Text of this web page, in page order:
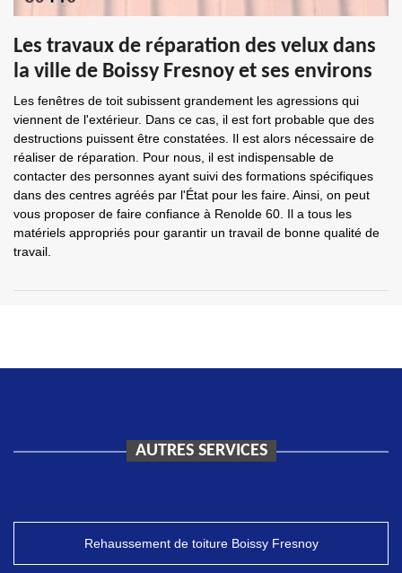
Les travaux de réparation des velux dans
la ville de Boissy Fresnoy et ses environs
Les fenêtres de toit subissent grandement les agressions qui
viennent de l'extérieur. Dans ce cas, il est fort probable que des
destructions puissent être constatées. Il est alors nécessaire de
réaliser de réparation. Pour nous, il est indispensable de
contacter des personnes ayant suivi des formations spécifiques
dans des centres agréés par l'État pour les faire. Ainsi, on peut
vous proposer de faire confiance à Renolde 60. Il a tous les
matériels appropriés pour garantir un travail de bonne qualité de
travail.
AUTRES SERVICES
Rehaussement de toiture Boissy Fresnoy